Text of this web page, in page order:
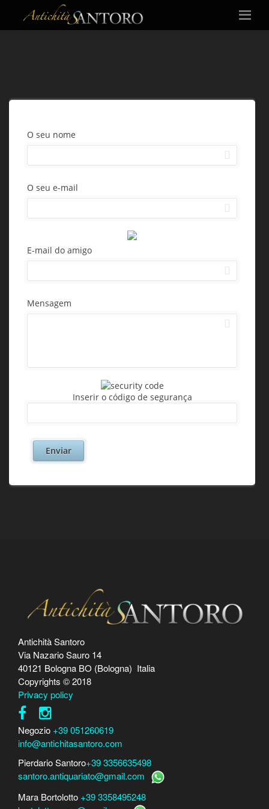
Antichità Santoro
Via Nazario Sauro 14
40121 Bologna BO (Bologna) Italia
Copyrights © 2018
Privacy policy
Negozio +39 051260619
info@antichitasantoro.com
Pierdario Santoro+39 3356635498
santoro.antiquariato@gmail.com
Mara Bortolotto +39 3358495248